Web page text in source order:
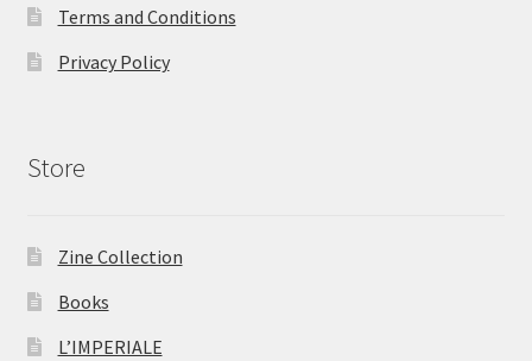
Terms and Conditions
Privacy Policy
Store
Zine Collection
Books
L’IMPERIALE